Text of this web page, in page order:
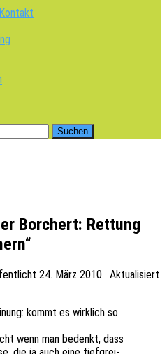
Borchert: Rettung
24. März 2010 · Aktualisiert
kommt es wirk­lich so
wenn man bedenkt, dass